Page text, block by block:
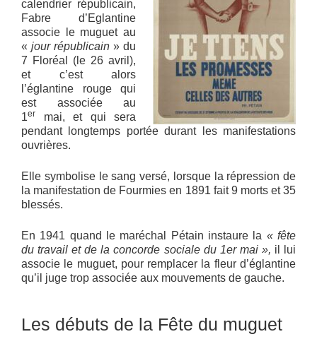
calendrier républicain,
Fabre d’Eglantine
associe le muguet au
« jour républicain » du
7 Floréal (le 26 avril),
et c’est alors
l’églantine rouge qui
est associée au
1er
mai, et qui sera
pendant longtemps portée durant les manifestations
ouvrières.
Elle symbolise le sang versé, lorsque la répression de
la manifestation de Fourmies en 1891 fait 9 morts et 35
blessés.
En 1941 quand le maréchal Pétain instaure la « fête
du travail et de la concorde sociale du 1er mai », il lui
associe le muguet, pour remplacer la fleur d’églantine
qu’il juge trop associée aux mouvements de gauche.
Les débuts de la Fête du muguet